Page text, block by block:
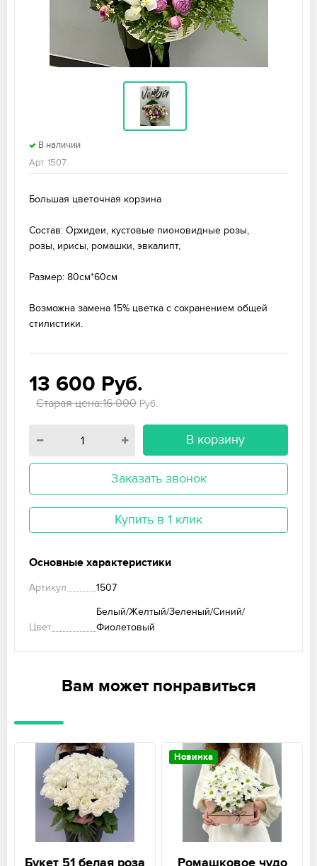
В наличии
Арт. 1507
Большая цветочная корзина
Состав: Орхидеи, кустовые пионовидные розы,
розы, ирисы, ромашки, эвкалипт,
Размер: 80см*60см
Возможна замена 15% цветка с сохранением общей
стилистики.
13 600 Руб.
Старая цена:16 000 Руб.
В корзину
Заказать звонок
Купить в 1 клик
Основные характеристики
Артикул 1507
Цвет
Белый/Желтый/Зеленый/Синий/
Фиолетовый
Вам может понравиться
Новинка